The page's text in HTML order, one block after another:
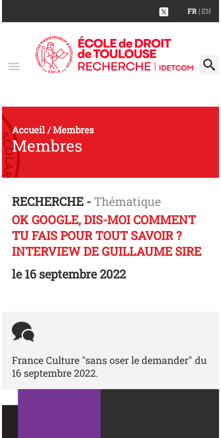
FR | EN
Accueil/Membres
Membres
RECHERCHE - Thématique
OK GOOGLE, DIS-MOI COMMENT
TU FAIS POUR TOUT SAVOIR ?
INTERVIEW DE GUILLAUME SIRE
le16 septembre 2022
France Culture "sans oser le demander" du
16 septembre 2022.